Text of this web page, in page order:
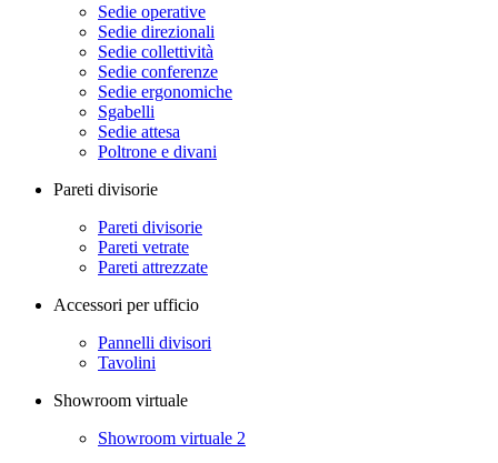
Sedie operative
Sedie direzionali
Sedie collettività
Sedie conferenze
Sedie ergonomiche
Sgabelli
Sedie attesa
Poltrone e divani
Pareti divisorie
Pareti divisorie
Pareti vetrate
Pareti attrezzate
Accessori per ufficio
Pannelli divisori
Tavolini
Showroom virtuale
Showroom virtuale 2